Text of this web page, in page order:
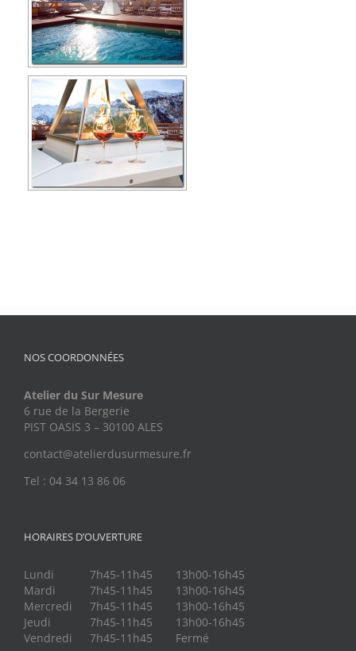
NOS COORDONNÉES
Atelier du Sur Mesure
6 rue de la Bergerie
PIST OASIS 3 – 30100 ALES
contact@atelierdusurmesure.fr
Tel : 04 34 13 86 06
HORAIRES D’OUVERTURE
Lundi 7h45-11h45
13h00-16h45
Mardi
7h45-11h45
13h00-16h45
Mercredi
7h45-11h45
13h00-16h45
Jeudi
7h45-11h45
13h00-16h45
Vendredi
7h45-11h45 Fermé